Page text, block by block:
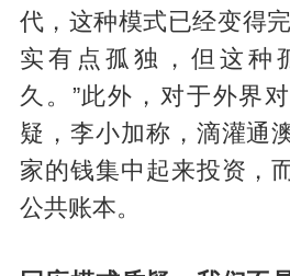
代，这种模式已经变得
实有点孤独，但这种
久。”此外，对于外界
疑，李小加称，滴灌通
家的钱集中起来投资，
公共账本。